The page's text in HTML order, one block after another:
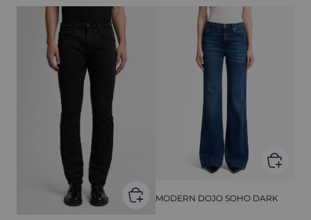
MODERN DOJO SOHO DARK